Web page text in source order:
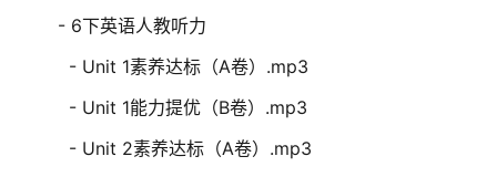
- 6下英语人教听力
- Unit 1素养达标（A卷）.mp3
- Unit 1能力提优（B卷）.mp3
- Unit 2素养达标（A卷）.mp3